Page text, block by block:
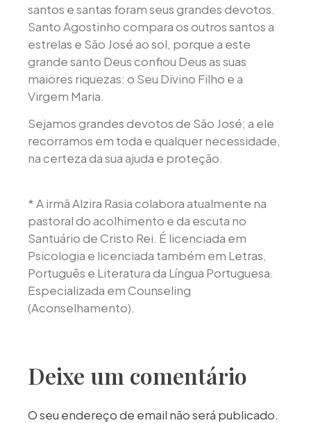
santos e santas foram seus grandes devotos.
Santo Agostinho compara os outros santos a
estrelas e São José ao sol, porque a este
grande santo Deus confiou Deus as suas
maiores riquezas: o Seu Divino Filho e a
Virgem Maria.
Sejamos grandes devotos de São José; a ele
recorramos em toda e qualquer necessidade,
na certeza da sua ajuda e proteção.
* A irmã Alzira Rasia colabora atualmente na
pastoral do acolhimento e da escuta no
Santuário de Cristo Rei. É licenciada em
Psicologia e licenciada também em Letras,
Português e Literatura da Língua Portuguesa.
Especializada em Counseling
(Aconselhamento).
Deixe um comentário
O seu endereço de email não será publicado.